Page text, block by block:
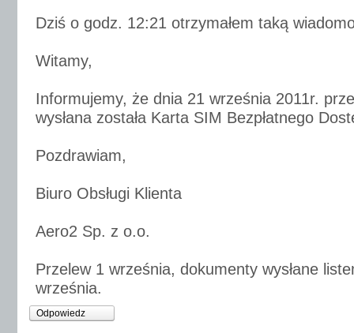
Dziś o godz. 12:21 otrzymałem taką
Witamy,
Informujemy, że dnia 21 września 2011r.
wysłana została Karta SIM Bezpłatnego
Pozdrawiam,
Biuro Obsługi Klienta
Aero2 Sp. z o.o.
Przelew 1 września, dokumenty wysłane
września.
Odpowiedz